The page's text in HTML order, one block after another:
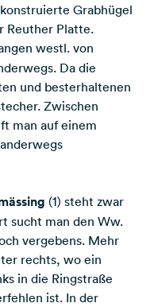
Grabhügel
Reuther Platte.
westl. von
Da die
und besterhaltenen
Zwischen
man auf einem
(1) steht zwar
sucht man den Ww.
vergebens. Mehr
rechts, wo ein
in die Ringstraße
ist. In der